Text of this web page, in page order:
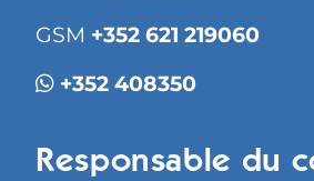
GSM +352 621 219060
+352 408350
Responsable du